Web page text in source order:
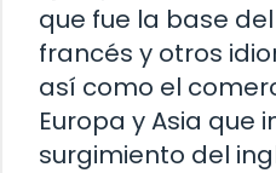
que fue la base
francés y otros
así como el
Europa y Asia que
surgimiento del